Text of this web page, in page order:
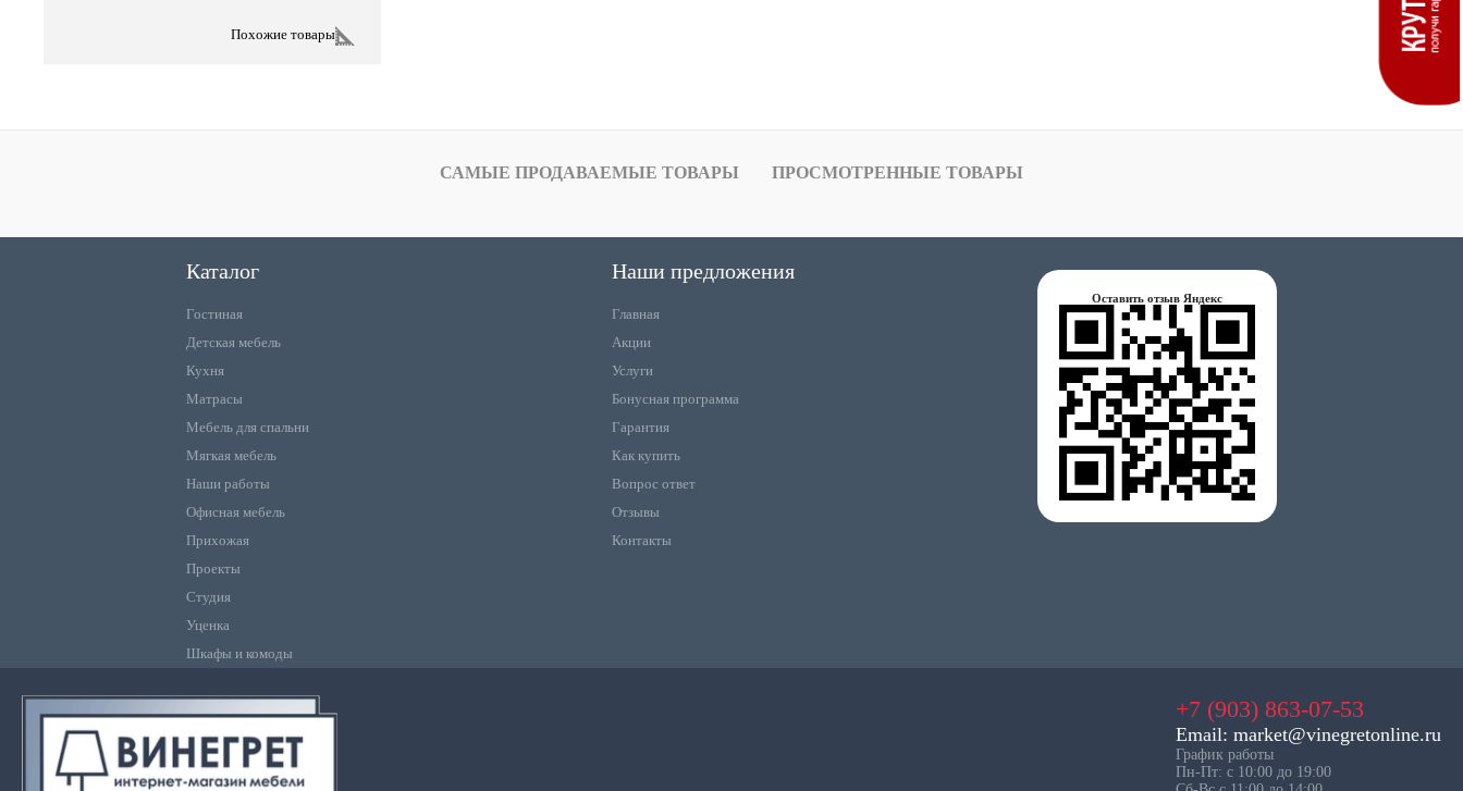
Похожие товары
САМЫЕ ПРОДАВАЕМЫЕ ТОВАРЫ ПРОСМОТРЕННЫЕ ТОВАРЫ
Каталог
Гостиная
Детская мебель
Кухня
Матрасы
Мебель для спальни
Мягкая мебель
Наши работы
Офисная мебель
Прихожая
Проекты
Студия
Уценка
Шкафы и комоды
Наши предложения
Главная
Акции
Услуги
Бонусная программа
Гарантия
Как купить
Вопрос ответ
Отзывы
Контакты
Оставить отзыв Яндекс
+7 (903) 863-07-53
Email: market@vinegretonline.ru
График работы
Пн-Пт: с 10:00 до 19:00